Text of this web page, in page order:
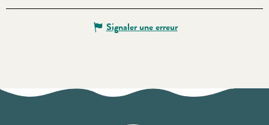
Signaler une erreur